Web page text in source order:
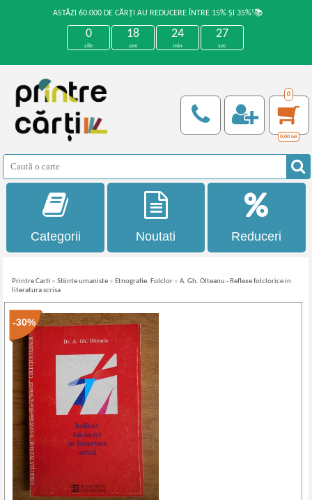
ASTĂZI 60.000 DE CĂRȚI AU REDUCERE ÎNTRE 15% ȘI 35%!📚
0
zile
18
ore
24
min
27
sec
0
0,00 Lei
Categorii Noutati Reduceri
Printre Carti »Stiinte umaniste » Etnografie. Folclor »A. Gh. Olteanu - Reflexe folclorice in
literatura scrisa
-30%